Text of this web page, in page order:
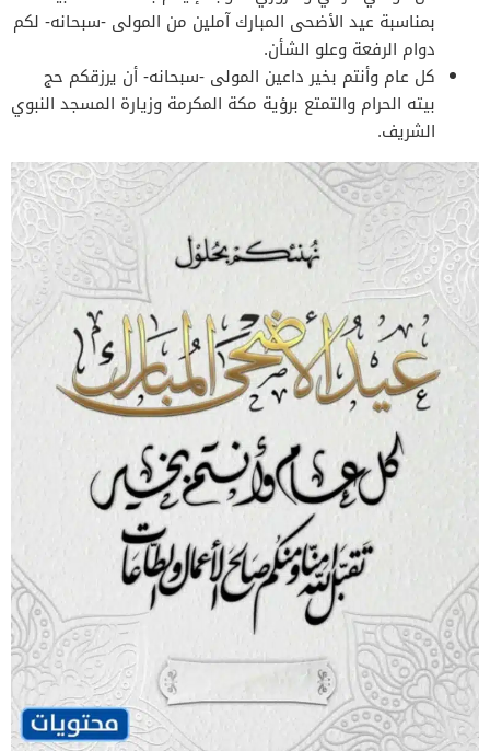
بمناسبة عيد الأضحى المبارك آملين من المولى -سبحانه- لكم
دوام الرفعة وعلو الشأن.
كل عام وأنتم بخير داعين المولى -سبحانه- أن يرزقكم حج
بيته الحرام والتمتع برؤية مكة المكرمة وزيارة المسجد النبوي
الشريف.